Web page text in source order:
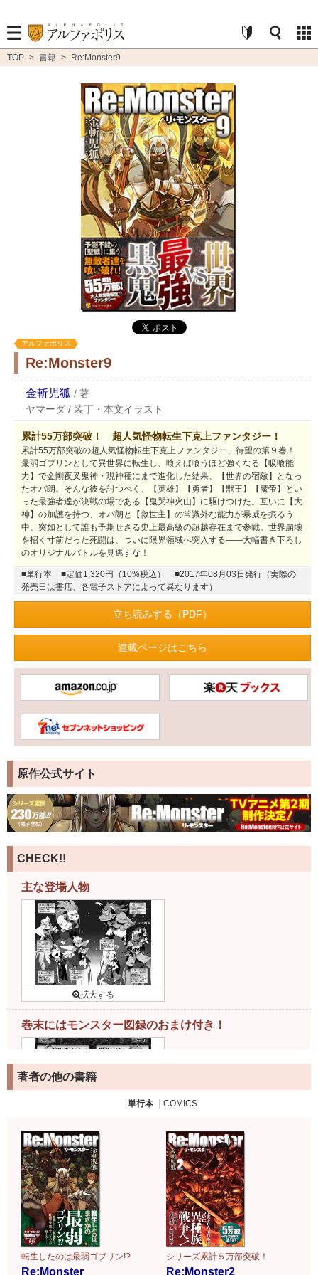
TOP > 書籍 > Re:Monster9
アルファポリス
Re:Monster9
金斬児狐 / 著
ヤマーダ / 装丁・本文イラスト
累計55万部突破！ 超人気怪物転生下克上ファンタジー！
累計55万部突破の超人気怪物転生下克上ファンタジー、待望の第９巻！
最弱ゴブリンとして異世界に転生し、喰えば喰うほど強くなる【吸喰能
力】で金剛夜叉鬼神・現神種にまで進化した結果、【世界の宿敵】となっ
たオバ朗。そんな彼を討つべく、【英雄】【勇者】【獣王】【魔帝】とい
った最強者達が決戦の場である【鬼哭神火山】に駆けつけた。互いに【大
神】の加護を持つ、オバ朗と【救世主】の常識外な能力が暴威を振るう
中、突如として誰も予期せざる史上最高級の超越存在まで参戦。世界崩壊
を招く寸前だった死闘は、ついに限界領域へ突入する――大幅書き下ろし
のオリジナルバトルを見逃すな！
■単行本 ■定価1,320円（10%税込）
■2017年08月03日発行（実際の
発売日は書店、各電子ストアによって異なります）
立ち読みする（PDF）
連載ページはこちら
原作公式サイト
CHECK!!
主な登場人物
巻末にはモンスター図録のおまけ付き！
著者の他の書籍
単行本 COMICS
転生したのは最弱ゴブリン!?
Re:Monster
シリーズ累計５万部突破！
Re:Monster2